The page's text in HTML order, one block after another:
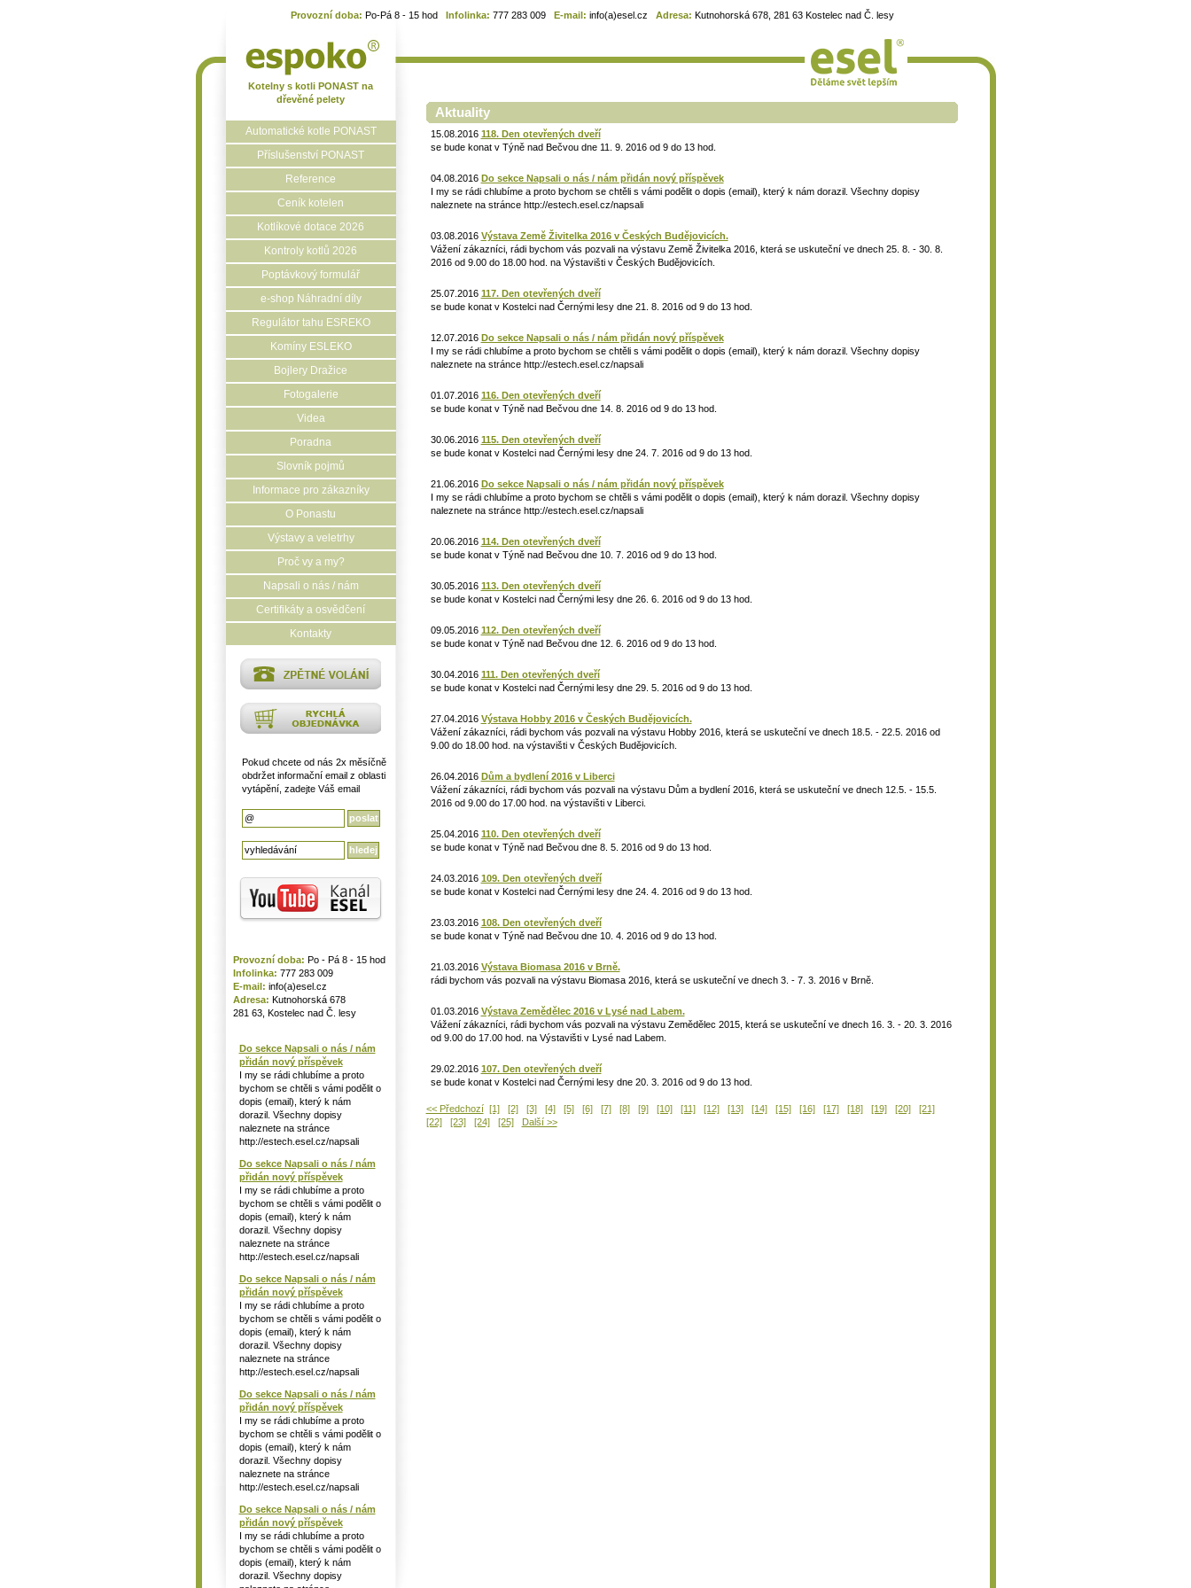
Provozní doba: Po-Pá 8 - 15 hod Infolinka: 777 283 009 E-mail: info(a)esel.cz Adresa: Kutnohorská 678, 281 63 Kostelec nad Č. lesy
Kotelny s kotli PONAST na
dřevěné pelety
Automatické kotle PONAST
Příslušenství PONAST
Reference
Ceník kotelen
Kotlíkové dotace 2026
Kontroly kotlů 2026
Poptávkový formulář
e-shop Náhradní díly
Regulátor tahu ESREKO
Komíny ESLEKO
Bojlery Dražice
Fotogalerie
Videa
Poradna
Slovník pojmů
Informace pro zákazníky
O Ponastu
Výstavy a veletrhy
Proč vy a my?
Napsali o nás / nám
Certifikáty a osvědčení
Kontakty
Pokud chcete od nás 2x měsíčně
obdržet informační email z oblasti
vytápění, zadejte Váš email
Provozní doba: Po - Pá 8 - 15 hod
Infolinka: 777 283 009
E-mail: info(a)esel.cz
Adresa: Kutnohorská 678
281 63, Kostelec nad Č. lesy
Do sekce Napsali o nás / nám
přidán nový příspěvek
I my se rádi chlubíme a proto
bychom se chtěli s vámi podělit o
dopis (email), který k nám
dorazil. Všechny dopisy
naleznete na stránce
http://estech.esel.cz/napsali
Do sekce Napsali o nás / nám
přidán nový příspěvek
I my se rádi chlubíme a proto
bychom se chtěli s vámi podělit o
dopis (email), který k nám
dorazil. Všechny dopisy
naleznete na stránce
http://estech.esel.cz/napsali
Do sekce Napsali o nás / nám
přidán nový příspěvek
I my se rádi chlubíme a proto
bychom se chtěli s vámi podělit o
dopis (email), který k nám
dorazil. Všechny dopisy
naleznete na stránce
http://estech.esel.cz/napsali
Do sekce Napsali o nás / nám
přidán nový příspěvek
I my se rádi chlubíme a proto
bychom se chtěli s vámi podělit o
dopis (email), který k nám
dorazil. Všechny dopisy
naleznete na stránce
http://estech.esel.cz/napsali
Do sekce Napsali o nás / nám
přidán nový příspěvek
I my se rádi chlubíme a proto
bychom se chtěli s vámi podělit o
dopis (email), který k nám
dorazil. Všechny dopisy
Aktuality
15.08.2016 118. Den otevřených dveří
se bude konat v Týně nad Bečvou dne 11. 9. 2016 od 9 do 13 hod.
04.08.2016 Do sekce Napsali o nás / nám přidán nový příspěvek
I my se rádi chlubíme a proto bychom se chtěli s vámi podělit o dopis (email), který k nám dorazil. Všechny dopisy
naleznete na stránce http://estech.esel.cz/napsali
03.08.2016 Výstava Země Živitelka 2016 v Českých Budějovicích.
Vážení zákazníci, rádi bychom vás pozvali na výstavu Země Živitelka 2016, která se uskuteční ve dnech 25. 8. - 30. 8.
2016 od 9.00 do 18.00 hod. na Výstavišti v Českých Budějovicích.
25.07.2016 117. Den otevřených dveří
se bude konat v Kostelci nad Černými lesy dne 21. 8. 2016 od 9 do 13 hod.
12.07.2016 Do sekce Napsali o nás / nám přidán nový příspěvek
I my se rádi chlubíme a proto bychom se chtěli s vámi podělit o dopis (email), který k nám dorazil. Všechny dopisy
naleznete na stránce http://estech.esel.cz/napsali
01.07.2016 116. Den otevřených dveří
se bude konat v Týně nad Bečvou dne 14. 8. 2016 od 9 do 13 hod.
30.06.2016 115. Den otevřených dveří
se bude konat v Kostelci nad Černými lesy dne 24. 7. 2016 od 9 do 13 hod.
21.06.2016 Do sekce Napsali o nás / nám přidán nový příspěvek
I my se rádi chlubíme a proto bychom se chtěli s vámi podělit o dopis (email), který k nám dorazil. Všechny dopisy
naleznete na stránce http://estech.esel.cz/napsali
20.06.2016 114. Den otevřených dveří
se bude konat v Týně nad Bečvou dne 10. 7. 2016 od 9 do 13 hod.
30.05.2016 113. Den otevřených dveří
se bude konat v Kostelci nad Černými lesy dne 26. 6. 2016 od 9 do 13 hod.
09.05.2016 112. Den otevřených dveří
se bude konat v Týně nad Bečvou dne 12. 6. 2016 od 9 do 13 hod.
30.04.2016 111. Den otevřených dveří
se bude konat v Kostelci nad Černými lesy dne 29. 5. 2016 od 9 do 13 hod.
27.04.2016 Výstava Hobby 2016 v Českých Budějovicích.
Vážení zákazníci, rádi bychom vás pozvali na výstavu Hobby 2016, která se uskuteční ve dnech 18.5. - 22.5. 2016 od
9.00 do 18.00 hod. na výstavišti v Českých Budějovicích.
26.04.2016 Dům a bydlení 2016 v Liberci
Vážení zákazníci, rádi bychom vás pozvali na výstavu Dům a bydlení 2016, která se uskuteční ve dnech 12.5. - 15.5.
2016 od 9.00 do 17.00 hod. na výstavišti v Liberci.
25.04.2016 110. Den otevřených dveří
se bude konat v Týně nad Bečvou dne 8. 5. 2016 od 9 do 13 hod.
24.03.2016 109. Den otevřených dveří
se bude konat v Kostelci nad Černými lesy dne 24. 4. 2016 od 9 do 13 hod.
23.03.2016 108. Den otevřených dveří
se bude konat v Týně nad Bečvou dne 10. 4. 2016 od 9 do 13 hod.
21.03.2016 Výstava Biomasa 2016 v Brně.
rádi bychom vás pozvali na výstavu Biomasa 2016, která se uskuteční ve dnech 3. - 7. 3. 2016 v Brně.
01.03.2016 Výstava Zemědělec 2016 v Lysé nad Labem.
Vážení zákazníci, rádi bychom vás pozvali na výstavu Zemědělec 2015, která se uskuteční ve dnech 16. 3. - 20. 3. 2016
od 9.00 do 17.00 hod. na Výstavišti v Lysé nad Labem.
29.02.2016 107. Den otevřených dveří
se bude konat v Kostelci nad Černými lesy dne 20. 3. 2016 od 9 do 13 hod.
<< Předchozí [1] [2] [3] [4] [5] [6] [7] [8] [9] [10] [11] [12] [13] [14] [15] [16] [17] [18] [19] [20]
[21]
[22]
[23] [24] [25] Další >>